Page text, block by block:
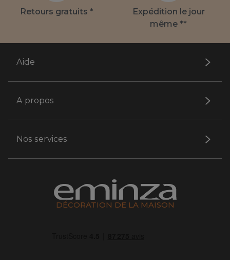
Retours gratuits *
Expédition le jour
même **
Aide
A propos
Nos services
DÉCORATION DE LA MAISON